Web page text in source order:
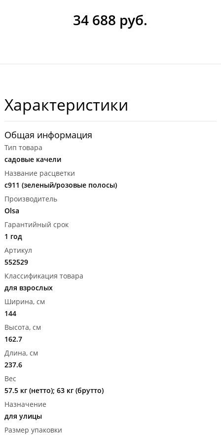
34 688 руб.
Характеристики
Общая информация
Тип товара
садовые качели
Название расцветки
с911 (зеленый/розовые полосы)
Производитель
Olsa
Гарантийный срок
1 год
Артикул
552529
Классификация товара
для взрослых
Ширина, см
144
Высота, см
162.7
Длина, см
237.6
Вес
57.5 кг (нетто); 63 кг (брутто)
Назначение
для улицы
Размер упаковки